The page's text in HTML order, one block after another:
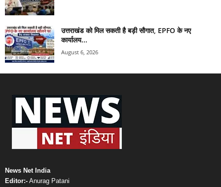
उत्तराखंड को मिल सकती है बड़ी सौगात, EPFO के नए
कार्यालय...
August 6, 2026
News Net India
Editor:- Anurag Patani